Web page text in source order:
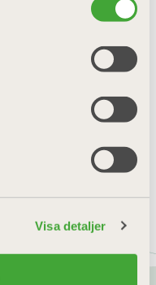
Visa detaljer